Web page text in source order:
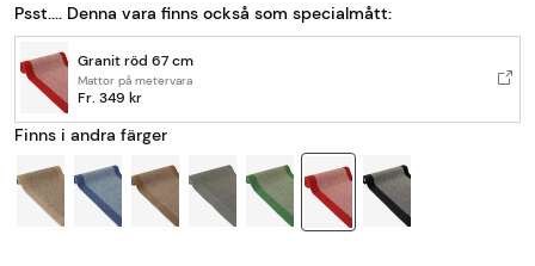
Psst.... Denna vara finns också som specialmått:
Granit röd 67 cm
Mattor på metervara
Fr. 349 kr
Finns i andra färger